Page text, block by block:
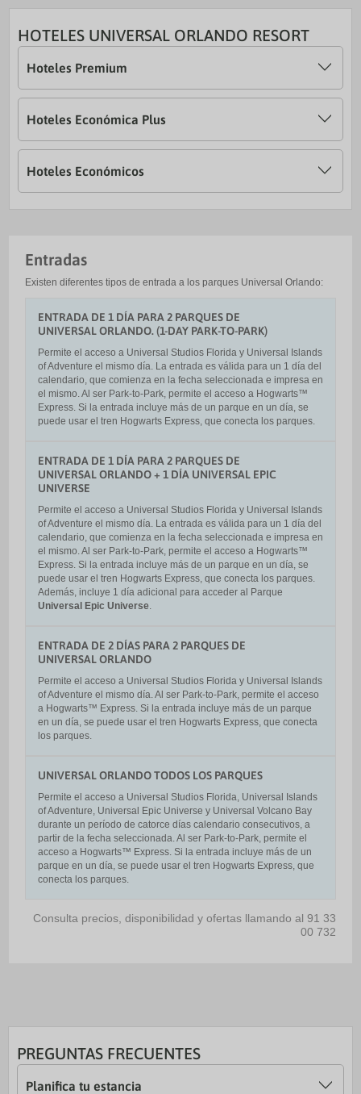
HOTELES UNIVERSAL ORLANDO RESORT
Hoteles Premium
Hoteles Económica Plus
Hoteles Económicos
Entradas
Existen diferentes tipos de entrada a los parques Universal Orlando:
ENTRADA DE 1 DÍA PARA 2 PARQUES DE
UNIVERSAL ORLANDO. (1-DAY PARK-TO-PARK)
Permite el acceso a Universal Studios Florida y Universal Islands
of Adventure el mismo día. La entrada es válida para un 1 día del
calendario, que comienza en la fecha seleccionada e impresa en
el mismo. Al ser Park-to-Park, permite el acceso a Hogwarts™​
Express. Si la entrada incluye más de un parque en un día, se
puede usar el tren Hogwarts Express, que conecta los parques.
ENTRADA DE 1 DÍA PARA 2 PARQUES DE
UNIVERSAL ORLANDO + 1 DÍA UNIVERSAL EPIC
UNIVERSE
Permite el acceso a Universal Studios Florida y Universal Islands
of Adventure el mismo día. La entrada es válida para un 1 día del
calendario, que comienza en la fecha seleccionada e impresa en
el mismo. Al ser Park-to-Park, permite el acceso a Hogwarts™
Express. Si la entrada incluye más de un parque en un día, se
puede usar el tren Hogwarts Express, que conecta los parques.
Además, incluye 1 día adicional para acceder al Parque
Universal Epic Universe
ENTRADA DE 2 DÍAS PARA 2 PARQUES DE
UNIVERSAL ORLANDO
Permite el acceso a Universal Studios Florida y Universal Islands
of Adventure el mismo día. Al ser Park-to-Park, permite el acceso
a Hogwarts™ Express. Si la entrada incluye más de un parque
en un día, se puede usar el tren Hogwarts Express, que conecta
los parques.
UNIVERSAL ORLANDO TODOS LOS PARQUES
Permite el acceso a Universal Studios Florida, Universal Islands
of Adventure, Universal Epic Universe y Universal Volcano Bay
durante un período de catorce días calendario consecutivos, a
partir de la fecha seleccionada. Al ser Park-to-Park, permite el
acceso a Hogwarts™ Express. Si la entrada incluye más de un
parque en un día, se puede usar el tren Hogwarts Express, que
conecta los parques.
Consulta precios, disponibilidad y ofertas llamando al 91 33
00 732
PREGUNTAS FRECUENTES
Planifica tu estancia